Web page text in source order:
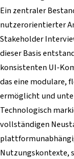
Ein zentraler
nutzerorientierter
Stakeholder
dieser Basis
konsistenten UI-
das eine modulare,
ermöglicht und
Technologisch
vollständigen
Nutzungskontexte,